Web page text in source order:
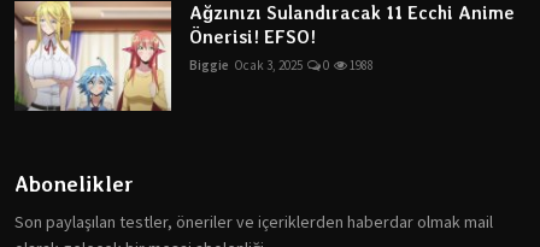
Ağzınızı Sulandıracak 11 Ecchi Anime
Önerisi! EFSO!
Biggie Ocak 3, 2025 0 1988
Abonelikler
Son paylaşılan testler, öneriler ve içeriklerden haberdar olmak mail